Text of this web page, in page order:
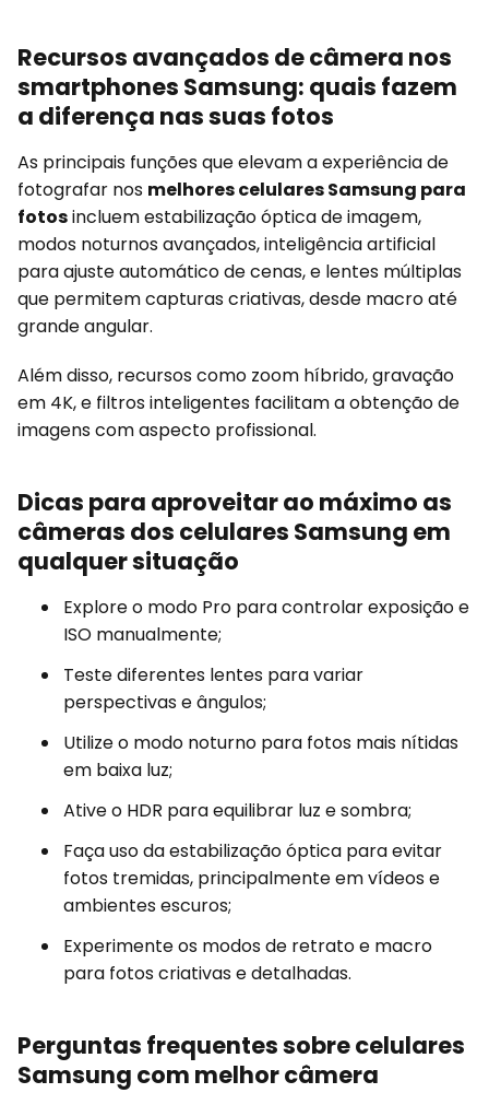
Recursos avançados de câmera nos
smartphones Samsung: quais fazem
a diferença nas suas fotos
As principais funções que elevam a experiência de
fotografar nos melhores celulares Samsung para
fotosincluem estabilização óptica de imagem,
modos noturnos avançados, inteligência artificial
para ajuste automático de cenas, e lentes múltiplas
que permitem capturas criativas, desde macro até
grande angular.
Além disso, recursos como zoom híbrido, gravação
em 4K, e filtros inteligentes facilitam a obtenção de
imagens com aspecto profissional.
Dicas para aproveitar ao máximo as
câmeras dos celulares Samsung em
qualquer situação
Explore o modo Pro para controlar exposição e
ISO manualmente;
Teste diferentes lentes para variar
perspectivas e ângulos;
Utilize o modo noturno para fotos mais nítidas
em baixa luz;
Ative o HDR para equilibrar luz e sombra;
Faça uso da estabilização óptica para evitar
fotos tremidas, principalmente em vídeos e
ambientes escuros;
Experimente os modos de retrato e macro
para fotos criativas e detalhadas.
Perguntas frequentes sobre celulares
Samsung com melhor câmera